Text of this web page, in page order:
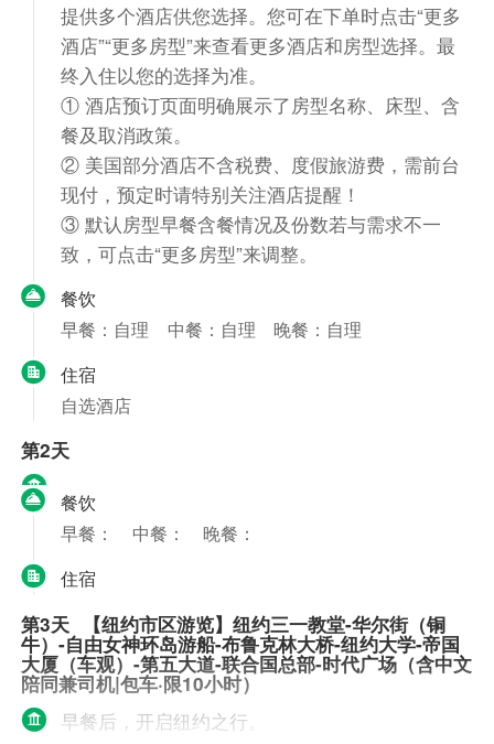
提供多个酒店供您选择。您可在下单时点击“更多
酒店”“更多房型”来查看更多酒店和房型选择。最
终入住以您的选择为准。
① 酒店预订页面明确展示了房型名称、床型、含
餐及取消政策。
② 美国部分酒店不含税费、度假旅游费，需前台
现付，预定时请特别关注酒店提醒！
③ 默认房型早餐含餐情况及份数若与需求不一
致，可点击“更多房型”来调整。
餐饮
早餐：自理
中餐：自理
晚餐：自理
住宿
自选酒店
第2天
餐饮
早餐：
中餐：
晚餐：
住宿
第3天 【纽约市区游览】纽约三一教堂-华尔街（铜
牛）-自由女神环岛游船-布鲁克林大桥-纽约大学-帝国
大厦（车观）-第五大道-联合国总部-时代广场（含中文
陪同兼司机|包车·限10小时）
早餐后，开启纽约之行。